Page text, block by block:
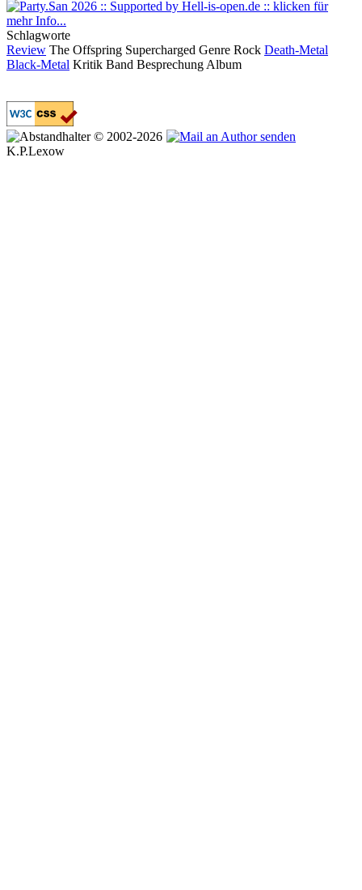
Schlagworte
Review The Offspring Supercharged Genre Rock Death-Metal
Black-Metal Kritik Band Besprechung Album
© 2002-2026
K.P.Lexow